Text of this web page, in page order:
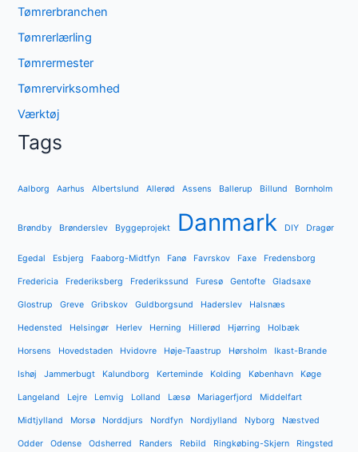
Tømrerbranchen
Tømrerlærling
Tømrermester
Tømrervirksomhed
Værktøj
Tags
Aalborg Aarhus Albertslund Allerød Assens Ballerup Billund Bornholm
Brøndby Brønderslev Byggeprojekt Danmark DIY Dragør
Egedal Esbjerg Faaborg-Midtfyn Fanø Favrskov Faxe Fredensborg
Fredericia Frederiksberg Frederikssund Furesø Gentofte Gladsaxe
Glostrup Greve Gribskov Guldborgsund Haderslev Halsnæs
Hedensted Helsingør Herlev Herning Hillerød Hjørring Holbæk
Horsens Hovedstaden Hvidovre Høje-Taastrup Hørsholm Ikast-Brande
Ishøj Jammerbugt Kalundborg Kerteminde Kolding København Køge
Langeland Lejre Lemvig Lolland Læsø Mariagerfjord Middelfart
Midtjylland Morsø Norddjurs Nordfyn Nordjylland Nyborg Næstved
Odder Odense Odsherred Randers Rebild Ringkøbing-Skjern Ringsted